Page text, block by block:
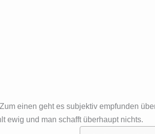
einen geht es subjektiv empfunden
ewig und man schafft überhaupt nichts.